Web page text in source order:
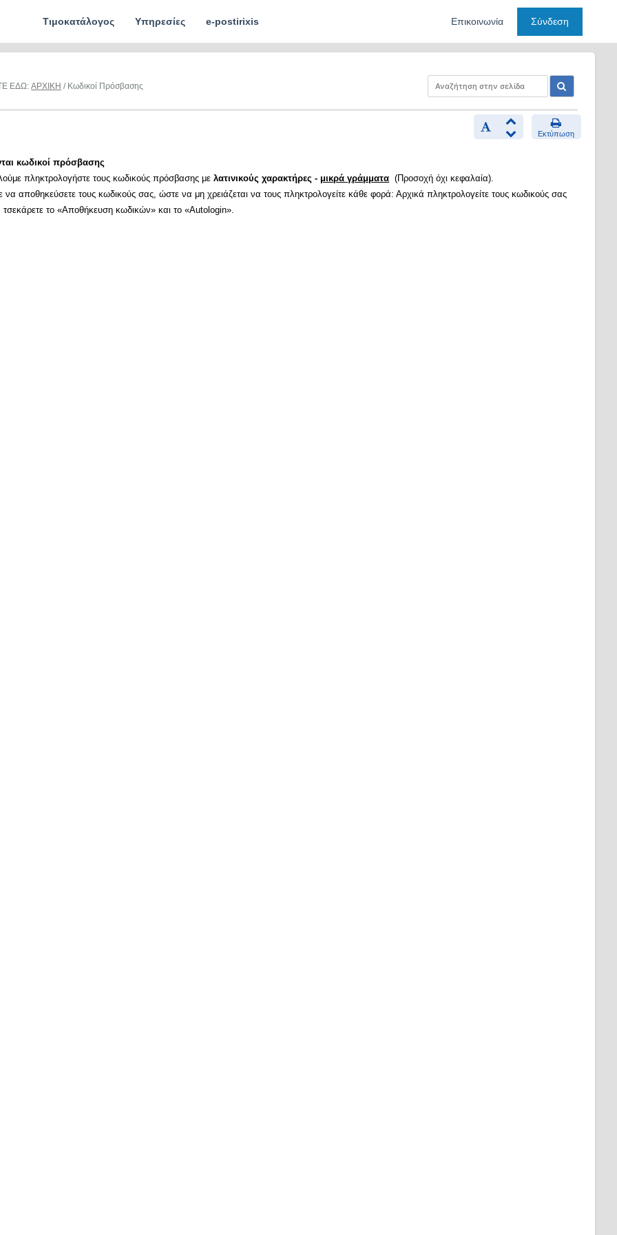
Τιμοκατάλογος Υπηρεσίες e-postirixis Επικοινωνία Σύνδεση
ΕΔΩ:ΑΡΧΙΚΗ / Κωδικοί Πρόσβασης
Εκτύπωση
κωδικοί πρόσβασης
πληκτρολογήστε τους κωδικούς πρόσβασης μελατινικούς χαρακτήρες - μικρά γράμματα (Προσοχή όχι κεφαλαία).
να αποθηκεύσετε τους κωδικούς σας, ώστε να μη χρειάζεται να τους πληκτρολογείτε κάθε φορά: Αρχικά πληκτρολογείτε τους κωδικούς σας
τσεκάρετε το «Αποθήκευση κωδικών» και το «Autologin».